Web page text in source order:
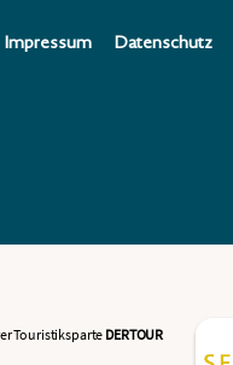
Impressum Datenschutz
TouristiksparteDERTOUR